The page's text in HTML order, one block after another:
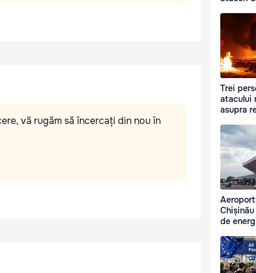
vă rugăm să încercați din nou în
Trei
atacului
asupra
de